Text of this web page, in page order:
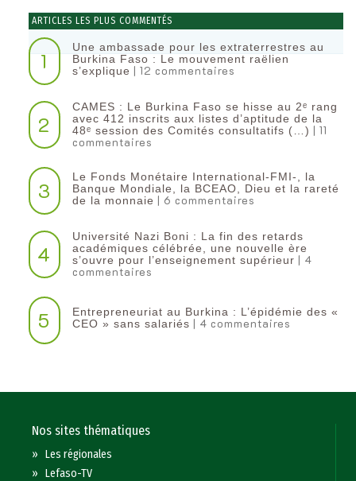
ARTICLES LES PLUS COMMENTÉS
1
Une ambassade pour les extraterrestres au
Burkina Faso : Le mouvement raëlien
s’explique | 12 commentaires
2
CAMES : Le Burkina Faso se hisse au 2ᵉ rang
avec 412 inscrits aux listes d’aptitude de la
48ᵉ session des Comités consultatifs (…) | 11
commentaires
3
Le Fonds Monétaire International-FMI-, la
Banque Mondiale, la BCEAO, Dieu et la rareté
de la monnaie | 6 commentaires
4
Université Nazi Boni : La fin des retards
académiques célébrée, une nouvelle ère
s’ouvre pour l’enseignement supérieur | 4
commentaires
5
Entrepreneuriat au Burkina : L’épidémie des «
CEO » sans salariés | 4 commentaires
Nos sites thématiques
»Les régionales
»Lefaso-TV